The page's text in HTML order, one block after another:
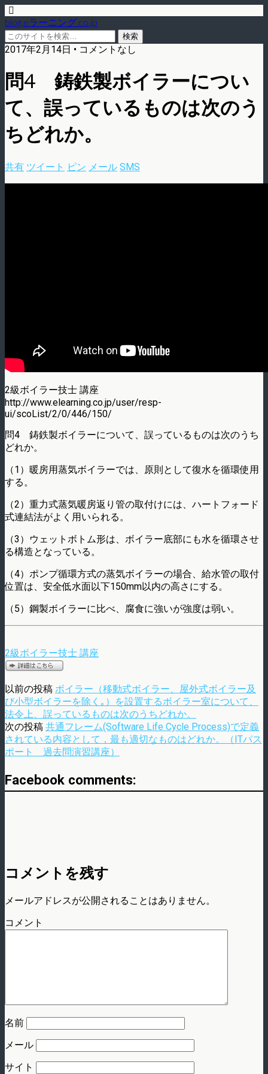
blog.eラーニング.co.jp
2017年2月14日 • コメントなし
問4 鋳鉄製ボイラーについ
て、誤っているものは次のう
ちどれか。
共有 ツイート ピン メール SMS
2級ボイラー技士 講座
http://www.elearning.co.jp/user/resp-
ui/scoList/2/0/446/150/
問4 鋳鉄製ボイラーについて、誤っているものは次のうち
どれか。
（1）暖房用蒸気ボイラーでは、原則として復水を循環使用
する。
（2）重力式蒸気暖房返り管の取付けには、ハートフォード
式連結法がよく用いられる。
（3）ウェットボトム形は、ボイラー底部にも水を循環させ
る構造となっている。
（4）ポンプ循環方式の蒸気ボイラーの場合、給水管の取付
位置は、安全低水面以下150mm以内の高さにする。
（5）鋼製ボイラーに比べ、腐食に強いが強度は弱い。
2級ボイラー技士 講座
以前の投稿 ボイラー（移動式ボイラー、屋外式ボイラー及
び小型ボイラーを除く｡）を設置するボイラー室について、
法令上、誤っているものは次のうちどれか。
次の投稿 共通フレーム(Software Life Cycle Process)で定義
されている内容として，最も適切なものはどれか。（ITパス
ポート 過去問演習講座）
Facebook comments:
コメントを残す
メールアドレスが公開されることはありません。
コメント
名前
メール
サイト